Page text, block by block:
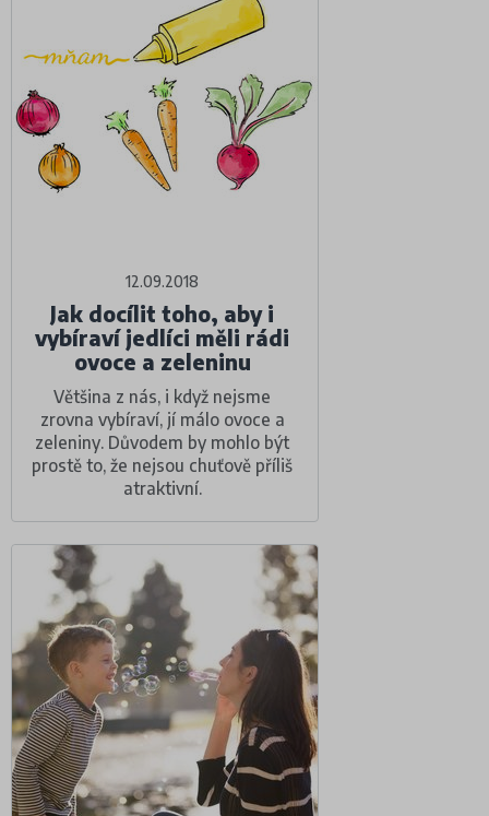
12.09.2018
Jak docílit toho, aby i
vybíraví jedlíci měli rádi
ovoce a zeleninu
Většina z nás, i když nejsme
zrovna vybíraví, jí málo ovoce a
zeleniny. Důvodem by mohlo být
prostě to, že nejsou chuťově příliš
atraktivní.